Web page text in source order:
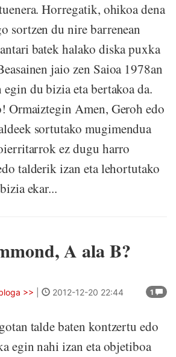
Horregatik, ohikoa dena
sortzen du nire barrenean
batek halako diska puxka
jaio zen Saioa 1978an
du bizia eta bertakoa da.
Ormaiztegin Amen, Geroh edo
sortutako mugimendua
ez dugu harro
talderik izan eta lehortutako
ekar...
A ala B?
1
>> 2012-12-20 22:44
talde baten kontzertu edo
egin nahi izan eta objetiboa